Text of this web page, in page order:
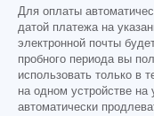
Для оплаты
датой платежа на
электронной почты
пробного периода вы
использовать только в
на одном устройстве
автоматически